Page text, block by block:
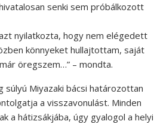
senki sem próbálkozott
nyilatkozta, hogy nem elégedett
könnyeket hullajtottam, saját
öregszem…” – mondta.
súlyú Miyazaki bácsi határozottan
a visszavonulást. Minden
a hátizsákjába, úgy gyalogol a helyi